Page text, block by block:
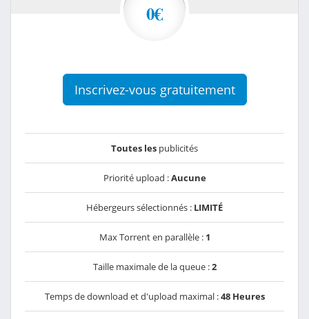
0€
Inscrivez-vous gratuitement
Toutes les publicités
Priorité upload :Aucune
Hébergeurs sélectionnés : LIMITÉ
Max Torrent en parallèle : 1
Taille maximale de la queue :2
Temps de download et d'upload maximal :48 Heures